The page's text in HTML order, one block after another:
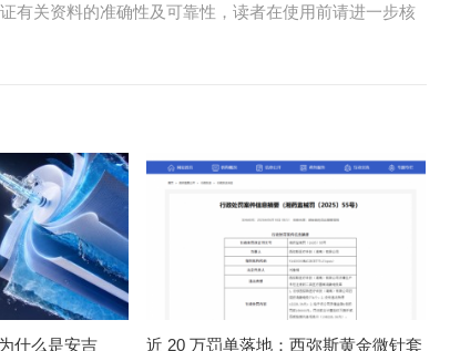
有关资料的准确性及可靠性，读者在使用前请进一步核
什么是安吉
近 20 万罚单落地：西弥斯黄金微针套